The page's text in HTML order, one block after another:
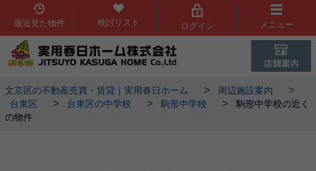
最近見た物件 検討リスト ログイン メニュー
文京区の不動産売買・賃貸｜実用春日ホーム > 周辺施設案内 >
台東区 > 台東区の中学校 > 駒形中学校 >
駒形中学校の近く
の物件